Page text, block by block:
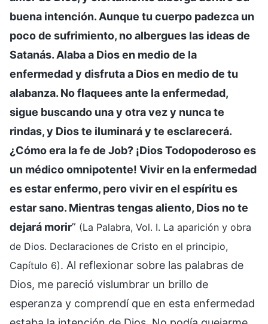
buena intención. Aunque tu cuerpo padezca un
poco de sufrimiento, no albergues las ideas de
Satanás. Alaba a Dios en medio de la
enfermedad y disfruta a Dios en medio de tu
alabanza. No flaquees ante la enfermedad,
sigue buscando una y otra vez y nunca te
rindas, y Dios te iluminará y te esclarecerá.
¿Cómo era la fe de Job? ¡Dios Todopoderoso es
un médico omnipotente! Vivir en la enfermedad
es estar enfermo, pero vivir en el espíritu es
estar sano. Mientras tengas aliento, Dios no te
dejará morir” (La Palabra, Vol. I. La aparición y obra
de Dios. Declaraciones de Cristo en el principio,
Capítulo 6). Al reflexionar sobre las palabras de
Dios, me pareció vislumbrar un brillo de
esperanza y comprendí que en esta enfermedad